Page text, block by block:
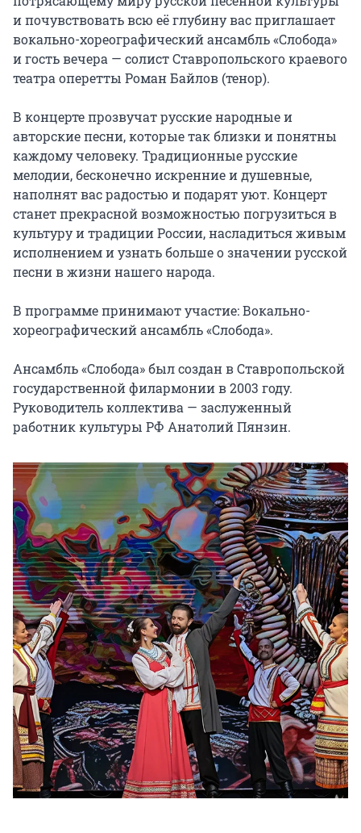
и почувствовать всю её глубину вас приглашает
вокально-хореографический ансамбль «Слобода»
и гость вечера — солист Ставропольского краевого
театра оперетты Роман Байлов (тенор).
В концерте прозвучат русские народные и
авторские песни, которые так близки и понятны
каждому человеку. Традиционные русские
мелодии, бесконечно искренние и душевные,
наполнят вас радостью и подарят уют. Концерт
станет прекрасной возможностью погрузиться в
культуру и традиции России, насладиться живым
исполнением и узнать больше о значении русской
песни в жизни нашего народа.
В программе принимают участие: Вокально-
хореографический ансамбль «Слобода».
Ансамбль «Слобода» был создан в Ставропольской
государственной филармонии в 2003 году.
Руководитель коллектива — заслуженный
работник культуры РФ Анатолий Пянзин.